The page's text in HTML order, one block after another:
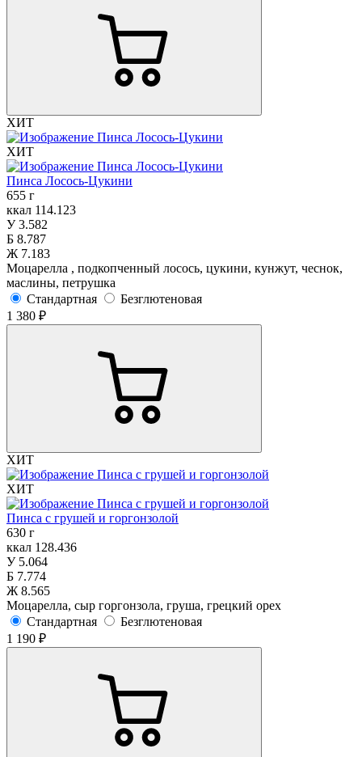
ХИТ
ХИТ
Пинса Лосось-Цукини
655 г
ккал 114.123
У3.582
Б 8.787
Ж 7.183
Моцарелла , подкопченный лосось, цукини, кунжут, чеснок,
маслины, петрушка
Стандартная
Безглютеновая
1 380 ₽
ХИТ
ХИТ
Пинса с грушей и горгонзолой
630 г
ккал 128.436
У5.064
Б 7.774
Ж 8.565
Моцарелла, сыр горгонзола, груша, грецкий орех
Стандартная
Безглютеновая
1 190 ₽